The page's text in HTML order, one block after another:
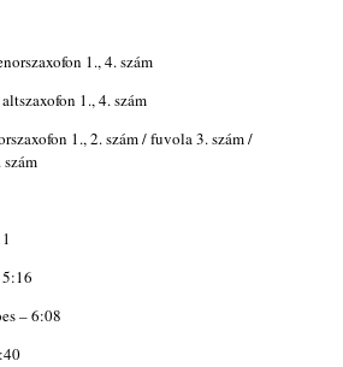
1., 4. szám
1., 4. szám
1., 2. szám / fuvola 3. szám /
– 6:08